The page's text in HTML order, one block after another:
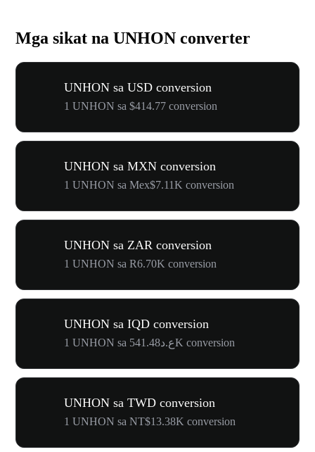
Mga sikat na UNHON converter
UNHON sa USD conversion
1 UNHON sa $414.77 conversion
UNHON sa MXN conversion
1 UNHON sa Mex$7.11K conversion
UNHON sa ZAR conversion
1 UNHON sa R6.70K conversion
UNHON sa IQD conversion
1 UNHON sa ع.د541.48K conversion
UNHON sa TWD conversion
1 UNHON sa NT$13.38K conversion